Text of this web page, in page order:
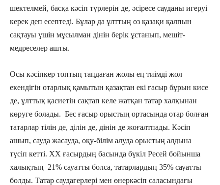
шектелмей, басқа кәсіп түрлерін де, әсіресе сауданы игеруі
керек деп есептеді. Бұлар да ұлттың өз қазақи қалпын
сақтауы үшін мұсылман дінін берік ұстанып, мешіт-
медреселер ашты.
Осы кәсіпкер топтың таңдаған жолы ең тиімді жол
екендігін отарлық қамытын қазақтан екі ғасыр бұрын кисе
де, ұлттық қасиетін сақтап келе жатқан татар халқынан
көруге болады. Бес ғасыр орыстың ортасында отар болған
татарлар тілін де, ділін де, дінін де жоғалтпады. Кәсіп
ашып, сауда жасауда, оқу-білім алуда орыстың алдына
түсіп кетті. ХХ ғасырдың басында бүкіл Ресей бойынша
халықтың 21% сауатты болса, татарлардың 35% сауатты
болды. Татар саудагерлері мен өнеркәсіп саласындағы